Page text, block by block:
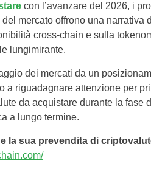
con l’avanzare del 2026, i
mercato offrono una
cross-chain e sulla
lungimirante.
dei mercati da un
a riguadagnare attenzione per
da acquistare durante la fase
a lungo termine.
la sua prevendita di